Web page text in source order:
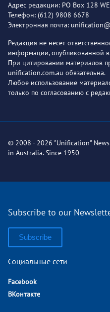
Адрес редакции: PO Box 128
Телефон: (612) 9808 6678
Электронная почта:
Редакция не несет
информации, опубликованной
При цитировании материалов
unification.com.au обязательна.
Любое использование
только по согласованию с
© 2008 - 2026 "Unification"
in Australia. Since 1950
Subscribe to our
Subscribe
Социальные сети
Facebook
ВКонтакте